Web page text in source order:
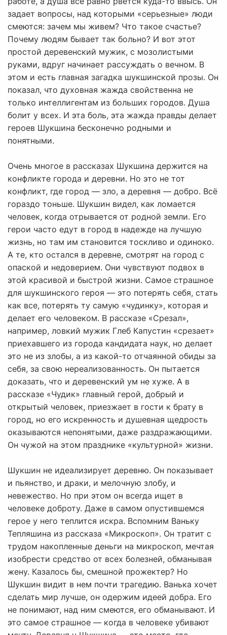
задает вопросы, над которыми «серьезные» люди
смеются: зачем мы живем? Что такое счастье?
Почему людям бывает так больно? И вот этот
простой деревенский мужик, с мозолистыми
руками, вдруг начинает рассуждать о вечном. В
этом и есть главная загадка шукшинской прозы. Он
показал, что духовная жажда свойственна не
только интеллигентам из больших городов. Душа
болит у всех. И эта боль, эта жажда правды делает
героев Шукшина бесконечно родными и
понятными.
Очень многое в рассказах Шукшина держится на
конфликте города и деревни. Но это не тот
конфликт, где город — зло, а деревня — добро. Всё
гораздо тоньше. Шукшин видел, как ломается
человек, когда отрывается от родной земли. Его
герои часто едут в город в надежде на лучшую
жизнь, но там им становится тоскливо и одиноко.
А те, кто остался в деревне, смотрят на город с
опаской и недоверием. Они чувствуют подвох в
этой красивой и быстрой жизни. Самое страшное
для шукшинского героя — это потерять себя, стать
как все, потерять ту самую «чудинку», которая и
делает его человеком. В рассказе «Срезал»,
например, ловкий мужик Глеб Капустин «срезает»
приехавшего из города кандидата наук, но делает
это не из злобы, а из какой-то отчаянной обиды за
себя, за свою нереализованность. Он пытается
доказать, что и деревенский ум не хуже. А в
рассказе «Чудик» главный герой, добрый и
открытый человек, приезжает в гости к брату в
город, но его искренность и душевная щедрость
оказываются непонятыми, даже раздражающими.
Он чужой на этом празднике «культурной» жизни.
Шукшин не идеализирует деревню. Он показывает
и пьянство, и драки, и мелочную злобу, и
невежество. Но при этом он всегда ищет в
человеке доброту. Даже в самом опустившемся
герое у него теплится искра. Вспомним Ваньку
Тепляшина из рассказа «Микроскоп». Он тратит с
трудом накопленные деньги на микроскоп, мечтая
изобрести средство от всех болезней, обманывая
жену. Казалось бы, смешной прожектер? Но
Шукшин видит в нем почти трагедию. Ванька хочет
сделать мир лучше, он одержим идеей добра. Его
не понимают, над ним смеются, его обманывают. И
это самое страшное — когда в человеке убивают